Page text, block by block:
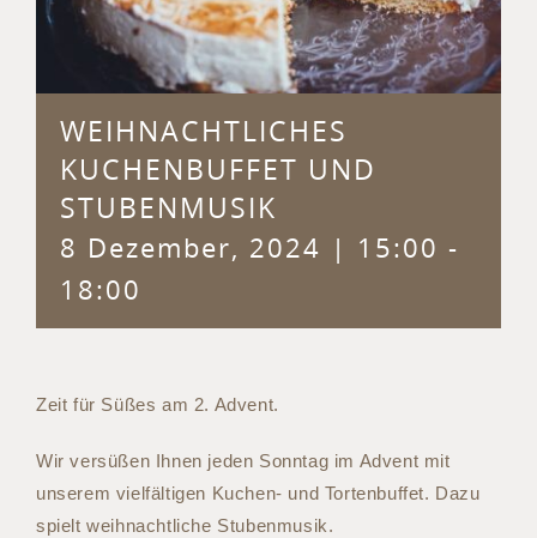
WEIHNACHTLICHES
KUCHENBUFFET UND
STUBENMUSIK
8 Dezember, 2024 | 15:00 -
18:00
Zeit für Süßes am 2. Advent.
Wir versüßen Ihnen jeden Sonntag im Advent mit
unserem vielfältigen Kuchen- und Tortenbuffet. Dazu
spielt weihnachtliche Stubenmusik.